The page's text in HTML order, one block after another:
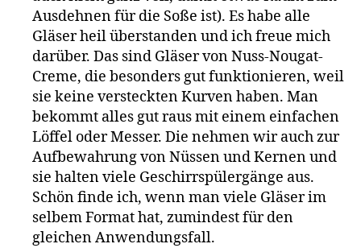
Ausdehnen für die Soße ist). Es habe alle
Gläser heil überstanden und ich freue mich
darüber. Das sind Gläser von Nuss-Nougat-
Creme, die besonders gut funktionieren, weil
sie keine versteckten Kurven haben. Man
bekommt alles gut raus mit einem einfachen
Löffel oder Messer. Die nehmen wir auch zur
Aufbewahrung von Nüssen und Kernen und
sie halten viele Geschirrspülergänge aus.
Schön finde ich, wenn man viele Gläser im
selbem Format hat, zumindest für den
gleichen Anwendungsfall.